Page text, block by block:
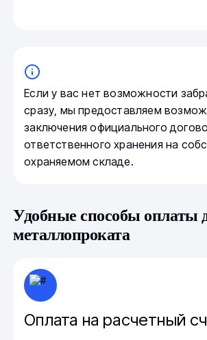
Если у вас нет возможности
сразу, мы предоставляем
заключения официального
ответственного хранения на
охраняемом складе.
Удобные способы оплаты
металлопроката
Оплата на расчетный